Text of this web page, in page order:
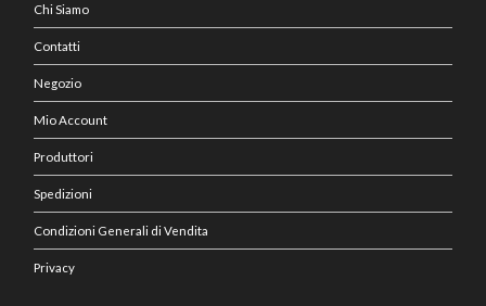
Chi Siamo
Contatti
Negozio
Mio Account
Produttori
Spedizioni
Condizioni Generali di Vendita
Privacy